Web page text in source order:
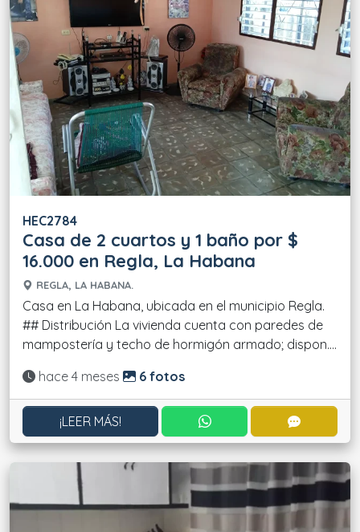
HEC2784
Casa de 2 cuartos y 1 baño por $
16.000 en Regla, La Habana
REGLA, LA HABANA.
Casa en La Habana, ubicada en el municipio Regla.
## Distribución La vivienda cuenta con paredes de
mampostería y techo de hormigón armado; dispon....
Actualizado:
hace 4 meses 6 fotos
¡LEER MÁS! CONTACTAR POR